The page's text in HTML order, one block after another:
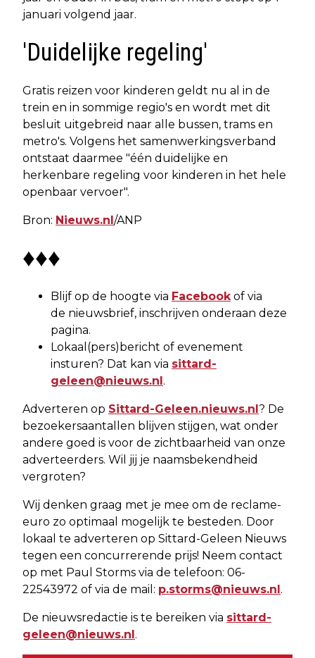
januari volgend jaar.
'Duidelijke regeling'
Gratis reizen voor kinderen geldt nu al in de
trein en in sommige regio's en wordt met dit
besluit uitgebreid naar alle bussen, trams en
metro's. Volgens het samenwerkingsverband
ontstaat daarmee "één duidelijke en
herkenbare regeling voor kinderen in het hele
openbaar vervoer".
Bron: Nieuws.nl /ANP
♦♦♦
Blijf op de hoogte via Facebookof via
de nieuwsbrief, inschrijven onderaan deze
pagina.
Lokaal(pers)bericht of evenement
insturen? Dat kan via sittard-
geleen@nieuws.nl .
Adverteren op Sittard-Geleen.nieuws.nl ? De
bezoekersaantallen blijven stijgen, wat onder
andere goed is voor de zichtbaarheid van onze
adverteerders. Wil jij je naamsbekendheid
vergroten?
Wij denken graag met je mee om de reclame-
euro zo optimaal mogelijk te besteden. Door
lokaal te adverteren op Sittard-Geleen Nieuws
tegen een concurrerende prijs! Neem contact
op met Paul Storms via de telefoon: 06-
22543972 of via de mail: p.storms@nieuws.nl .
De nieuwsredactie is te bereiken via sittard-
geleen@nieuws.nl .